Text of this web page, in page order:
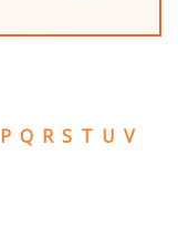
P Q R S T U V